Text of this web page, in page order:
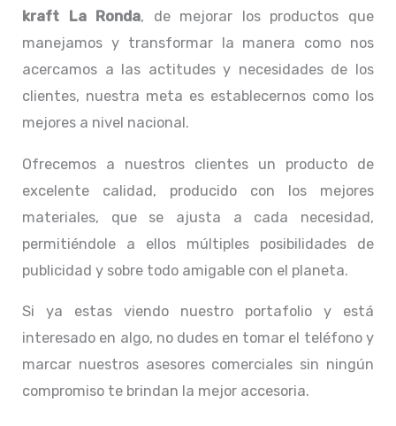
kraft La Ronda, de mejorar los productos que
manejamos y transformar la manera como nos
acercamos a las actitudes y necesidades de los
clientes, nuestra meta es establecernos como los
mejores a nivel nacional.
Ofrecemos a nuestros clientes un producto de
excelente calidad, producido con los mejores
materiales, que se ajusta a cada necesidad,
permitiéndole a ellos múltiples posibilidades de
publicidad y sobre todo amigable con el planeta.
Si ya estas viendo nuestro portafolio y está
interesado en algo, no dudes en tomar el teléfono y
marcar nuestros asesores comerciales sin ningún
compromiso te brindan la mejor accesoria.